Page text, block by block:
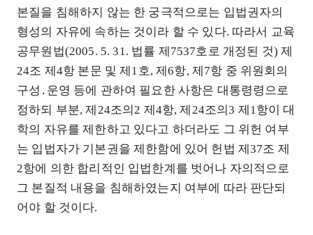
본질을 침해하지 않는 한 궁극적으로는 입법권자의
형성의 자유에 속하는 것이라 할 수 있다. 따라서 교육
공무원법(2005. 5. 31. 법률 제7537호로 개정된 것) 제
24조 제4항 본문 및 제1호, 제6항, 제7항 중 위원회의
구성․운영 등에 관하여 필요한 사항은 대통령령으로
정하되 부분, 제24조의2 제4항, 제24조의3 제1항이 대
학의 자유를 제한하고 있다고 하더라도 그 위헌 여부
는 입법자가 기본권을 제한함에 있어 헌법 제37조 제
2항에 의한 합리적인 입법한계를 벗어나 자의적으로
그 본질적 내용을 침해하였는지 여부에 따라 판단되
어야 할 것이다.